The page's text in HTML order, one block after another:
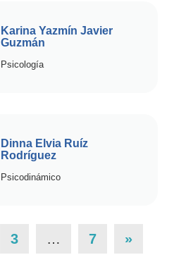
Karina Yazmín Javier
Guzmán
Psicología
Dinna Elvia Ruíz
Rodríguez
Psicodinámico
3 … 7 »